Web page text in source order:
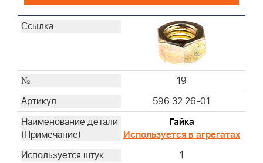
19
596 32 26-01
Гайка
Используется в агрегатах
1